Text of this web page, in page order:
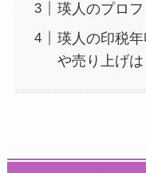
瑛人のプロ
瑛人の印税
や売り上げ